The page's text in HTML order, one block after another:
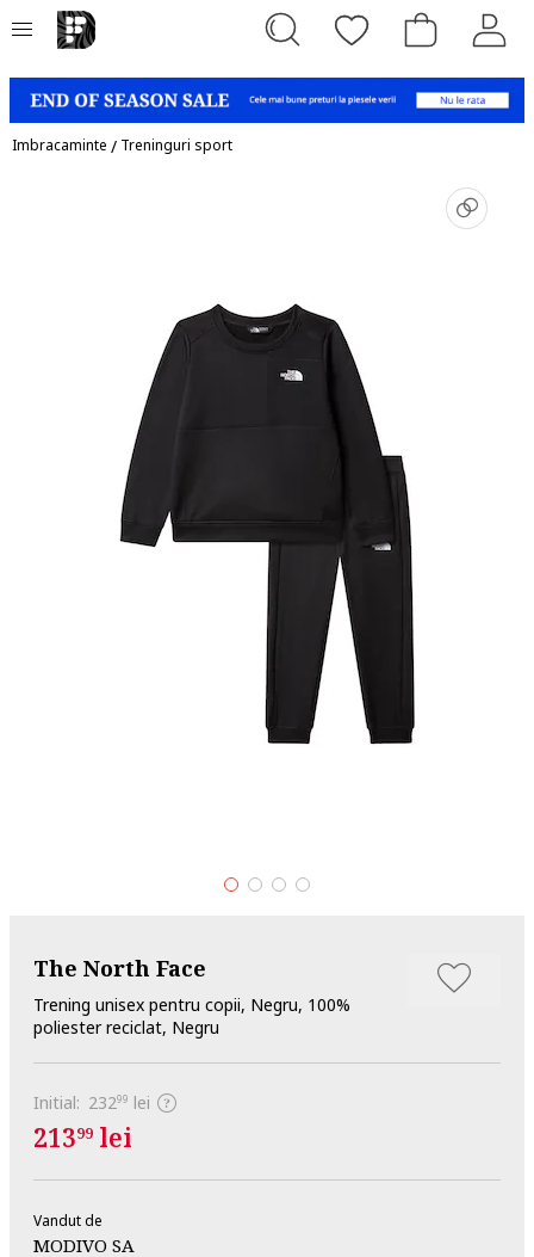
Imbracaminte / Treninguri sport
The North Face
Trening unisex pentru copii, Negru, 100%
poliester reciclat, Negru
Initial: 23299 lei
21399 lei
Vandut de
MODIVO SA